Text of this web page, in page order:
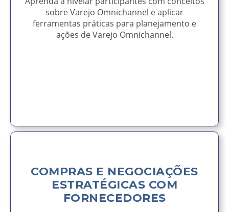
sobre Varejo Omnichannel e aplicar
ferramentas práticas para planejamento e
ações de Varejo Omnichannel.
COMPRAS E NEGOCIAÇÕES
ESTRATÉGICAS COM
FORNECEDORES